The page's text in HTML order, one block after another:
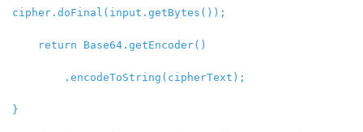
cipher.doFinal(input.getBytes());
return Base64.getEncoder()
.encodeToString(cipherText);
}